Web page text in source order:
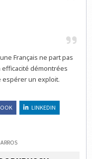
Français ne part pas
efficacité démontrées
un exploit.
LINKEDIN